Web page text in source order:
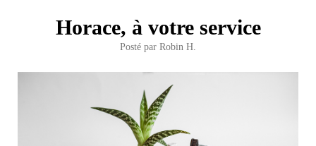
Horace, à votre service
Posté par Robin H.